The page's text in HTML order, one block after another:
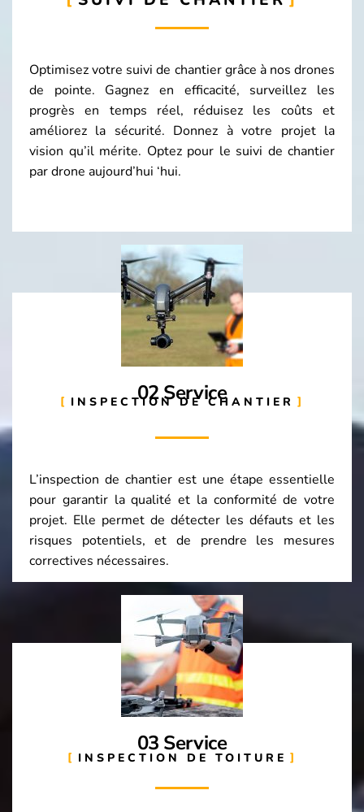
Optimisez votre suivi de chantier grâce à nos drones
de pointe. Gagnez en efficacité, surveillez les
progrès en temps réel, réduisez les coûts et
améliorez la sécurité. Donnez à votre projet la
vision qu’il mérite. Optez pour le suivi de chantier
par drone aujourd’hui ‘hui.
02 Service
INSPECTION DE CHANTIER
L’inspection de chantier est une étape essentielle
pour garantir la qualité et la conformité de votre
projet. Elle permet de détecter les défauts et les
risques potentiels, et de prendre les mesures
correctives nécessaires.
03 Service
INSPECTION DE TOITURE